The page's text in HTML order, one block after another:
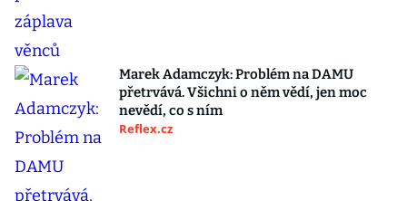
Marek Adamczyk: Problém na DAMU
přetrvává. Všichni o něm vědí, jen moc
nevědí, co s ním
Reflex.cz